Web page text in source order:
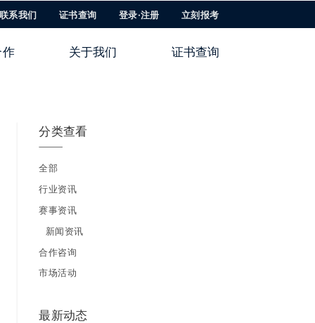
联系我们 证书查询 登录·注册 立刻报考
作 关于我们 证书查询
分类查看
全部
行业资讯
赛事资讯
新闻资讯
合作咨询
市场活动
最新动态